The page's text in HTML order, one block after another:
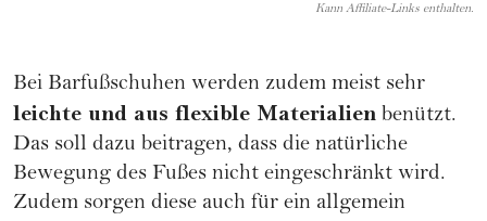
Kann Affiliate-Links enthalten.
Bei Barfußschuhen werden zudem meist sehr
leichte und aus flexible Materialien benützt.
Das soll dazu beitragen, dass die natürliche
Bewegung des Fußes nicht eingeschränkt wird.
Zudem sorgen diese auch für ein allgemein